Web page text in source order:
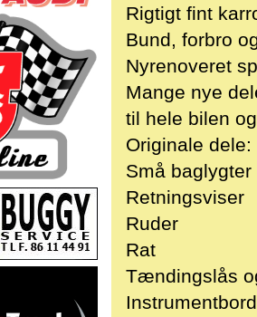
Rigtigt fint
Bund, forbro
Nyrenoveret
Mange nye
til hele bilen
Originale dele:
Små baglygter
Retningsviser
Ruder
Rat
Tændingslås